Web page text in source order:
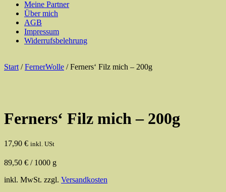
Meine Partner
Über mich
AGB
Impressum
Widerrufsbelehrung
Start /FernerWolle / Ferners‘ Filz mich – 200g
Ferners‘ Filz mich – 200g
17,90 € inkl. USt
89,50 € / 1000 g
inkl. MwSt. zzgl. Versandkosten